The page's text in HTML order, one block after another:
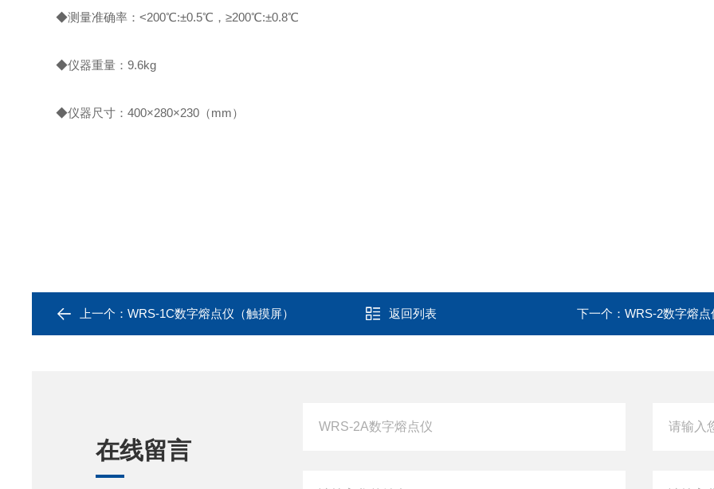
◆测量准确率：<200℃:±0.5℃，≥200℃:±0.8℃
◆仪器重量：9.6kg
◆仪器尺寸：400×280×230（mm）
上一个： WRS-1C数字熔点仪（触摸屏） 返回列表 下一个： WRS-2数字熔点
在线留言